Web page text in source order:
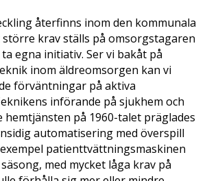
återfinns inom den kommunala
krav ställs på omsorgstagaren
egna initiativ. Ser vi bakåt på
inom äldreomsorgen kan vi
förväntningar på aktiva
införande på sjukhem och
hemtjänsten på 1960-talet präglades
automatisering med överspill
patienttvättningsmaskinen
med mycket låga krav på